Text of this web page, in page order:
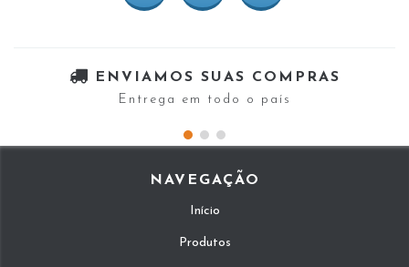
ENVIAMOS SUAS COMPRAS
Entrega em todo o país
NAVEGAÇÃO
Início
Produtos